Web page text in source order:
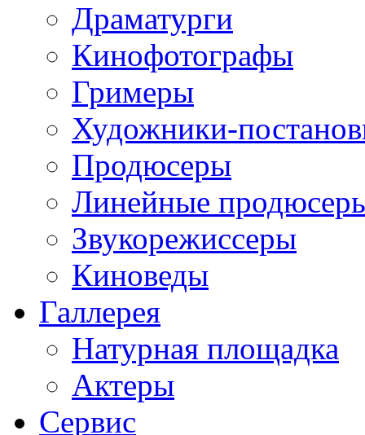
Драматурги
Кинофотографы
Гримеры
Художники-
Продюсеры
Линейные
Звукорежиссеры
Киноведы
Галлерея
Натурная площадка
Актеры
Сервис